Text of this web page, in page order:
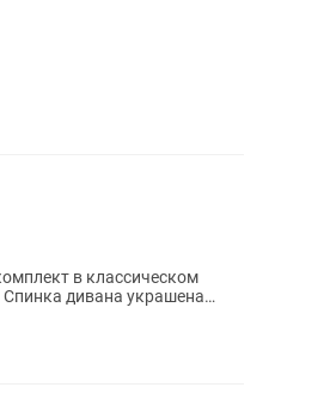
Спинка дивана украшена